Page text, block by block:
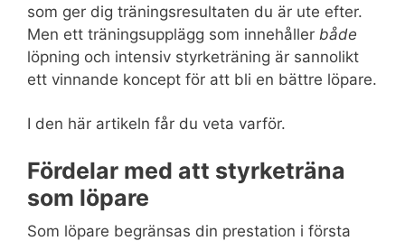
som ger dig träningsresultaten du är ute efter.
Men ett träningsupplägg som innehåller både
löpning och intensiv styrketräning är sannolikt
ett vinnande koncept för att bli en bättre löpare.
I den här artikeln får du veta varför.
Fördelar med att styrketräna
som löpare
Som löpare begränsas din prestation i första